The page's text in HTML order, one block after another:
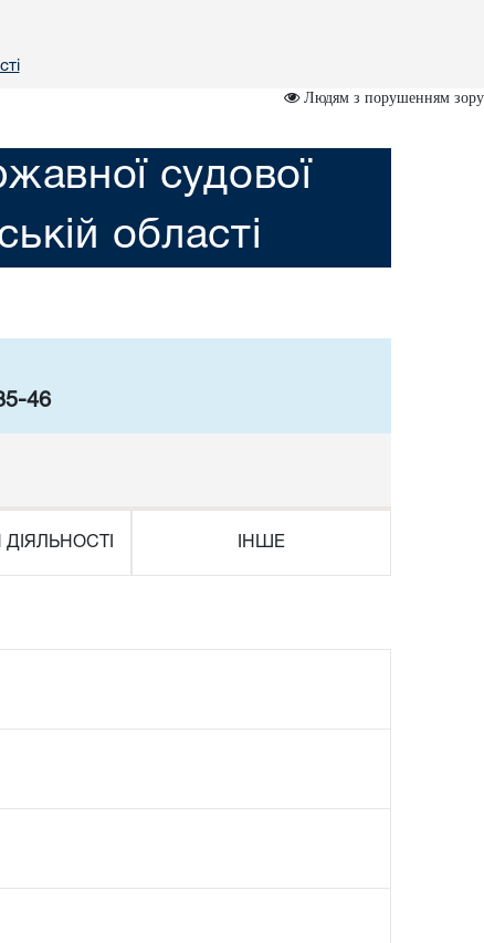
Людям з порушенням зору
судової
областi
46
ІНШЕ